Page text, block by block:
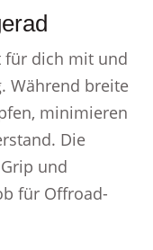
für dich mit und
Während breite
minimieren
Die
und
für Offroad-